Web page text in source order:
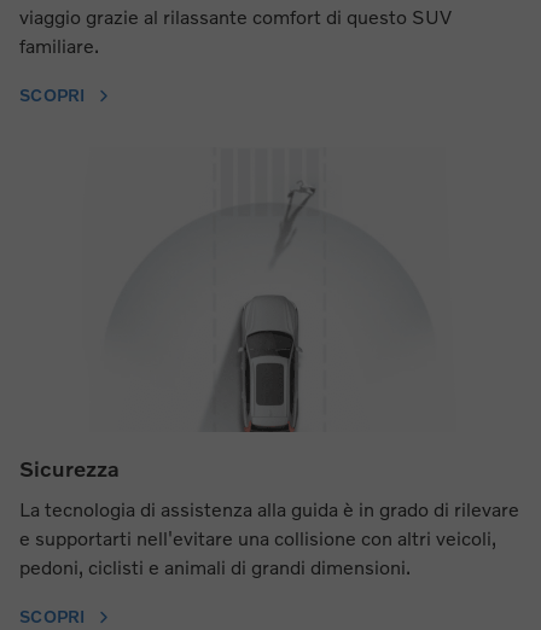
viaggio grazie al rilassante comfort di questo SUV
familiare.
SCOPRI
Sicurezza
La tecnologia di assistenza alla guida è in grado di rilevare
e supportarti nell'evitare una collisione con altri veicoli,
pedoni, ciclisti e animali di grandi dimensioni.
SCOPRI